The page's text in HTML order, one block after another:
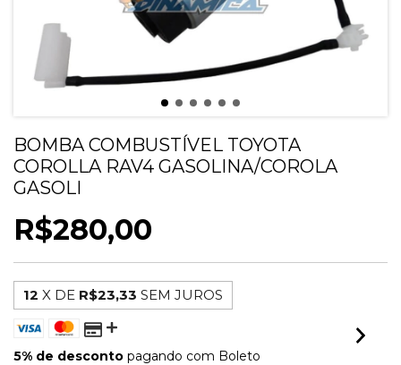
BOMBA COMBUSTÍVEL TOYOTA
COROLLA RAV4 GASOLINA/COROLA
GASOLI
R$280,00
12 X DE R$23,33 SEM JUROS
5% de desconto pagando com Boleto